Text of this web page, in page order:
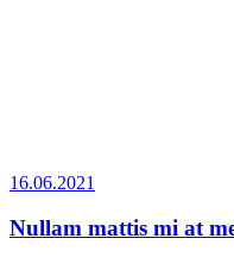
16.06.2021
Nullam mattis mi at